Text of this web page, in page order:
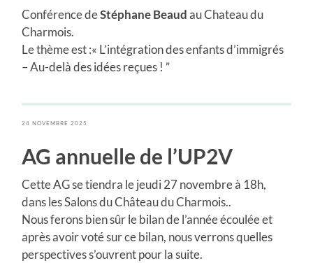
Conférence deStéphane Beaudau Chateau du
Charmois.
Le thème est :« L’intégration des enfants d’immigrés
– Au-delà des idées reçues ! ”
24 NOVEMBRE 2025
AG annuelle de l’UP2V
Cette AG se tiendra le jeudi 27 novembre à 18h,
dans les Salons du Château du Charmois..
Nous ferons bien sûr le bilan de l’année écoulée et
après avoir voté sur ce bilan, nous verrons quelles
perspectives s’ouvrent pour la suite.